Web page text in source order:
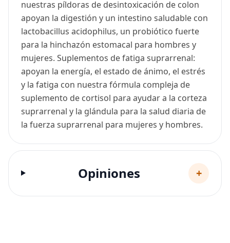
nuestras píldoras de desintoxicación de colon
apoyan la digestión y un intestino saludable con
lactobacillus acidophilus, un probiótico fuerte
para la hinchazón estomacal para hombres y
mujeres. Suplementos de fatiga suprarrenal:
apoyan la energía, el estado de ánimo, el estrés
y la fatiga con nuestra fórmula compleja de
suplemento de cortisol para ayudar a la corteza
suprarrenal y la glándula para la salud diaria de
la fuerza suprarrenal para mujeres y hombres.
Opiniones +